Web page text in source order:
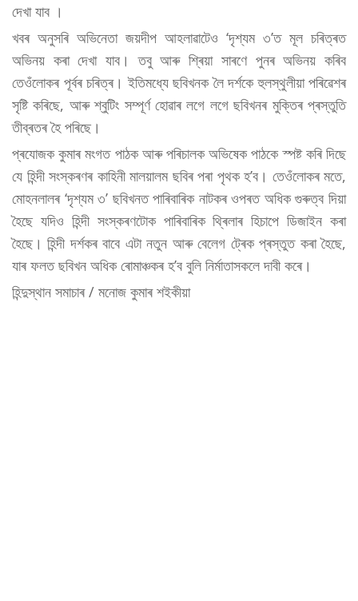
দেখা যাব ।
খবৰ অনুসৰি অভিনেতা জয়দীপ আহলাৱাটেও ‘দৃশ্যম ৩’ত মূল চৰিত্ৰত
অভিনয় কৰা দেখা যাব। তবু আৰু শ্ৰিয়া সাৰণে পুনৰ অভিনয় কৰিব
তেওঁলোকৰ পূৰ্বৰ চৰিত্ৰ। ইতিমধ্যে ছবিখনক লৈ দৰ্শকে হুলস্থুলীয়া পৰিৱেশৰ
সৃষ্টি কৰিছে, আৰু শ্বুটিং সম্পূৰ্ণ হোৱাৰ লগে লগে ছবিখনৰ মুক্তিৰ প্ৰস্তুতি
তীব্ৰতৰ হৈ পৰিছে।
প্ৰযোজক কুমাৰ মংগত পাঠক আৰু পৰিচালক অভিষেক পাঠকে স্পষ্ট কৰি দিছে
যে হিন্দী সংস্কৰণৰ কাহিনী মালয়ালম ছবিৰ পৰা পৃথক হ’ব। তেওঁলোকৰ মতে,
মোহনলালৰ ‘দৃশ্যম ৩’ ছবিখনত পাৰিবাৰিক নাটকৰ ওপৰত অধিক গুৰুত্ব দিয়া
হৈছে যদিও হিন্দী সংস্কৰণটোক পাৰিবাৰিক থ্ৰিলাৰ হিচাপে ডিজাইন কৰা
হৈছে। হিন্দী দৰ্শকৰ বাবে এটা নতুন আৰু বেলেগ ট্ৰেক প্ৰস্তুত কৰা হৈছে,
যাৰ ফলত ছবিখন অধিক ৰোমাঞ্চকৰ হ’ব বুলি নিৰ্মাতাসকলে দাবী কৰে।
হিন্দুস্থান সমাচাৰ / মনোজ কুমাৰ শইকীয়া